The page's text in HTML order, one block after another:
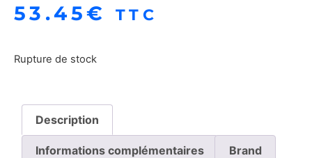
53.45€ TTC
Rupture de stock
Description
Informations complémentaires Brand